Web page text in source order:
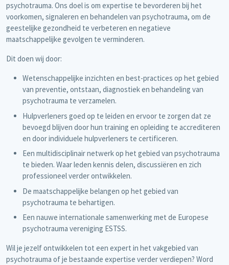
psychotrauma. Ons doel is om expertise te bevorderen bij het
voorkomen, signaleren en behandelen van psychotrauma, om de
geestelijke gezondheid te verbeteren en negatieve
maatschappelijke gevolgen te verminderen.
Dit doen wij door:
Wetenschappelijke inzichten en best-practices op het gebied
van preventie, ontstaan, diagnostiek en behandeling van
psychotrauma te verzamelen.
Hulpverleners goed op te leiden en ervoor te zorgen dat ze
bevoegd blijven door hun training en opleiding te accrediteren
en door individuele hulpverleners te certificeren.
Een multidisciplinair netwerk op het gebied van psychotrauma
te bieden. Waar leden kennis delen, discussiëren en zich
professioneel verder ontwikkelen.
De maatschappelijke belangen op het gebied van
psychotrauma te behartigen.
Een nauwe internationale samenwerking met de Europese
psychotrauma vereniging ESTSS.
Wil je jezelf ontwikkelen tot een expert in het vakgebied van
psychotrauma of je bestaande expertise verder verdiepen? Word